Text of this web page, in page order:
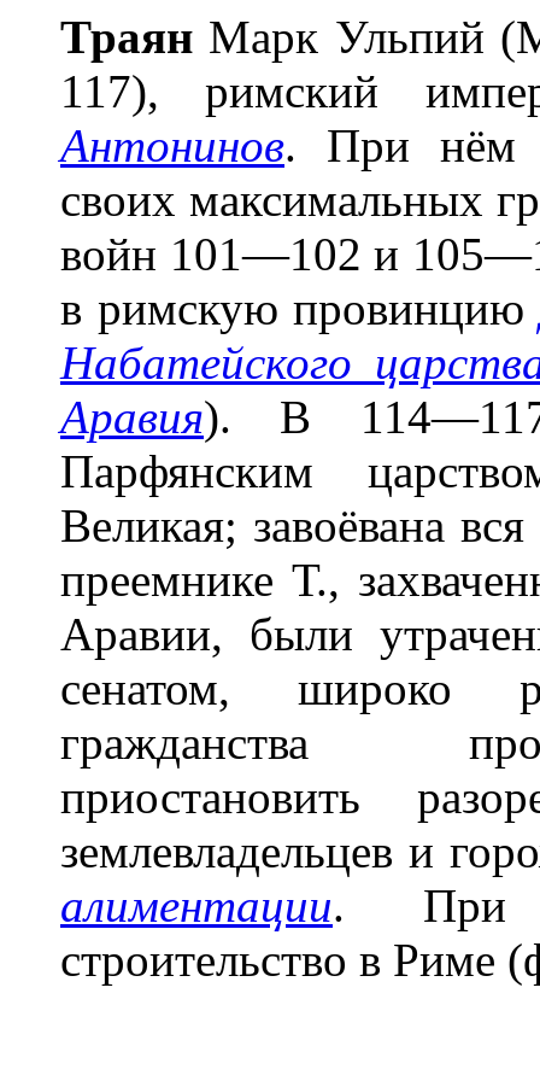
Траян Марк Ульпий
117), римский
Антонинов. При нём
своих максимальных
войн 101—102 и
в римскую провинцию
Набатейского
Аравия). В 114—117
Парфянским
Великая; завоёвана
преемнике Т.,
Аравии, были
сенатом, широко
гражданства
приостановить
землевладельцев и
алиментации. При
строительство в Риме